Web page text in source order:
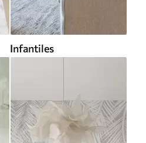
Infantiles